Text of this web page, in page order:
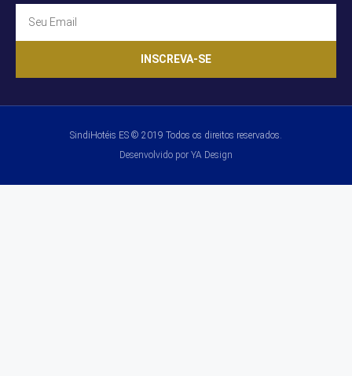
INSCREVA-SE
SindiHotéis ES © 2019 Todos os direitos reservados.
Desenvolvido por YA Design